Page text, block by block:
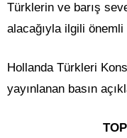
Türklerin ve barış
alacağıyla ilgili önemli
Hollanda Türkleri
yayınlanan basın